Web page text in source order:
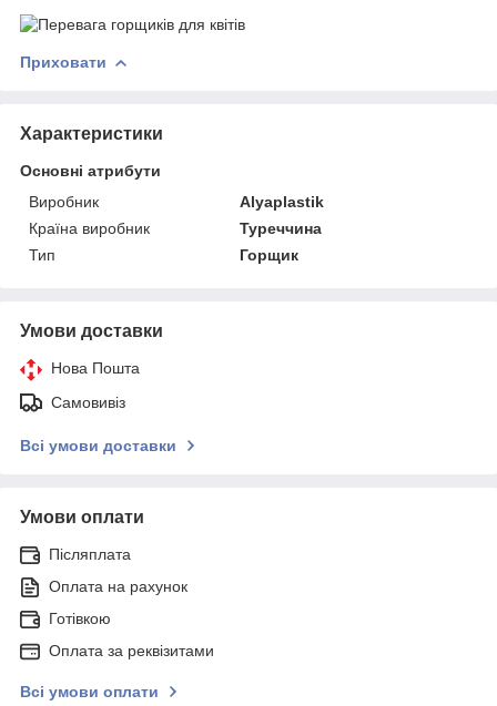
Приховати
Характеристики
Основні атрибути
Виробник
Alyaplastik
Країна виробник
Туреччина
Тип
Горщик
Умови доставки
Нова Пошта
Самовивіз
Всі умови доставки
Умови оплати
Післяплата
Оплата на рахунок
Готівкою
Оплата за реквізитами
Всі умови оплати